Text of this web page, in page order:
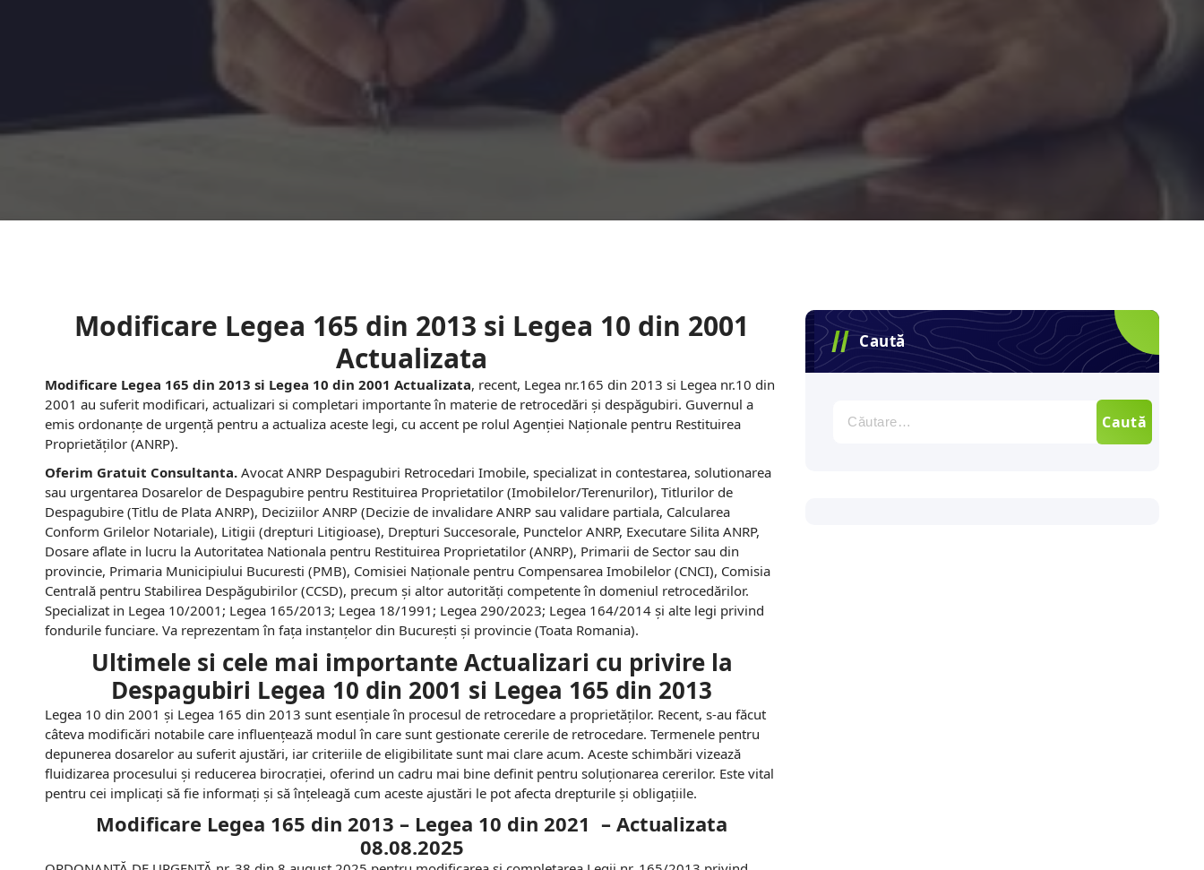
Modificare Legea 165 din 2013 si Legea 10 din 2001
Actualizata
Modificare Legea 165 din 2013 si Legea 10 din 2001 Actualizata, recent, Legea nr.165 din 2013 si Legea nr.10 din
2001 au suferit modificari, actualizari si completari importante în materie de retrocedări și despăgubiri. Guvernul a
emis ordonanțe de urgență pentru a actualiza aceste legi, cu accent pe rolul Agenției Naționale pentru Restituirea
Proprietăților (ANRP).
Oferim Gratuit Consultanta. Avocat ANRP Despagubiri Retrocedari Imobile, specializat in contestarea, solutionarea
sau urgentarea Dosarelor de Despagubire pentru Restituirea Proprietatilor (Imobilelor/Terenurilor), Titlurilor de
Despagubire (Titlu de Plata ANRP), Deciziilor ANRP (Decizie de invalidare ANRP sau validare partiala, Calcularea
Conform Grilelor Notariale), Litigii (drepturi Litigioase), Drepturi Succesorale, Punctelor ANRP, Executare Silita ANRP,
Dosare aflate in lucru la Autoritatea Nationala pentru Restituirea Proprietatilor (ANRP), Primarii de Sector sau din
provincie, Primaria Municipiului Bucuresti (PMB), Comisiei Naționale pentru Compensarea Imobilelor (CNCI), Comisia
Centrală pentru Stabilirea Despăgubirilor (CCSD), precum și altor autorități competente în domeniul retrocedărilor.
Specializat in Legea 10/2001; Legea 165/2013; Legea 18/1991; Legea 290/2023; Legea 164/2014 și alte legi privind
fondurile funciare. Va reprezentam în fața instanțelor din București și provincie (Toata Romania).
Ultimele si cele mai importante Actualizari cu privire la
Despagubiri Legea 10 din 2001 si Legea 165 din 2013
Legea 10 din 2001 și Legea 165 din 2013 sunt esențiale în procesul de retrocedare a proprietăților. Recent, s-au făcut
câteva modificări notabile care influențează modul în care sunt gestionate cererile de retrocedare. Termenele pentru
depunerea dosarelor au suferit ajustări, iar criteriile de eligibilitate sunt mai clare acum. Aceste schimbări vizează
fluidizarea procesului și reducerea birocrației, oferind un cadru mai bine definit pentru soluționarea cererilor. Este vital
pentru cei implicați să fie informați și să înțeleagă cum aceste ajustări le pot afecta drepturile și obligațiile.
Modificare Legea 165 din 2013 – Legea 10 din 2021 – Actualizata
08.08.2025
Caută
după: